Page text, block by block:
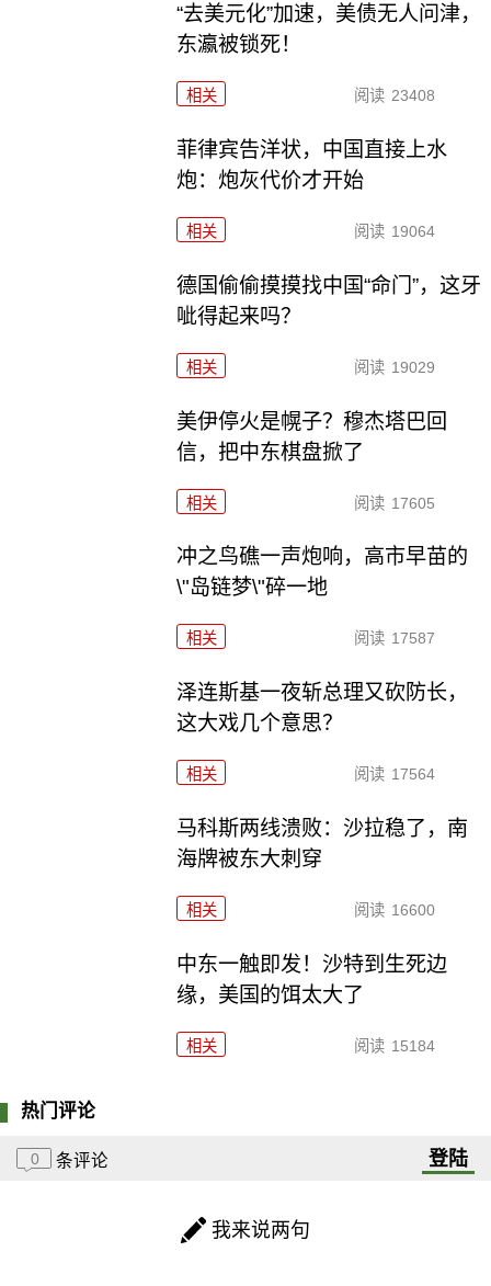
“去美元化”加速，美债无人问津，
东瀛被锁死！
相关 阅读 23408
菲律宾告洋状，中国直接上水
炮：炮灰代价才开始
相关 阅读 19064
德国偷偷摸摸找中国“命门”，这牙
呲得起来吗？
相关 阅读 19029
美伊停火是幌子？穆杰塔巴回
信，把中东棋盘掀了
相关 阅读 17605
冲之鸟礁一声炮响，高市早苗的
\"岛链梦\"碎一地
相关 阅读 17587
泽连斯基一夜斩总理又砍防长，
这大戏几个意思？
相关 阅读 17564
马科斯两线溃败：沙拉稳了，南
海牌被东大刺穿
相关 阅读 16600
中东一触即发！沙特到生死边
缘，美国的饵太大了
相关 阅读 15184
热门评论
0 条评论 登陆
我来说两句